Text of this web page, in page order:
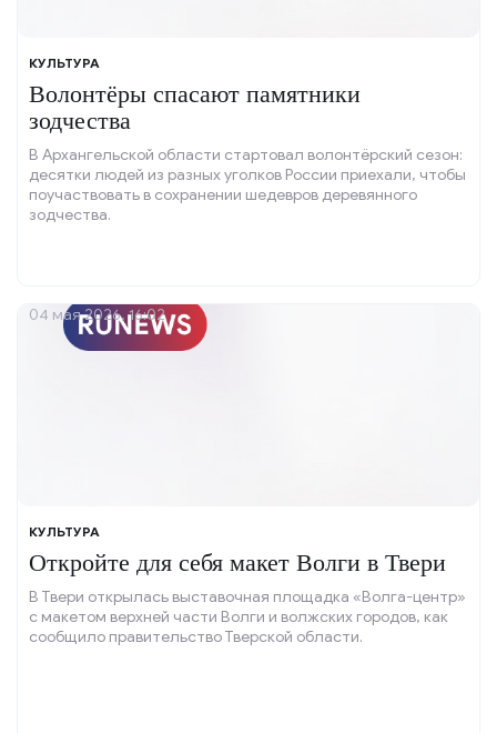
КУЛЬТУРА
Волонтёры спасают памятники
зодчества
В Архангельской области стартовал волонтёрский сезон:
десятки людей из разных уголков России приехали, чтобы
поучаствовать в сохранении шедевров деревянного
зодчества.
КУЛЬТУРА
Откройте для себя макет Волги в Твери
В Твери открылась выставочная площадка «Волга-центр»
с макетом верхней части Волги и волжских городов, как
сообщило правительство Тверской области.
04 мая 2026, 16:02